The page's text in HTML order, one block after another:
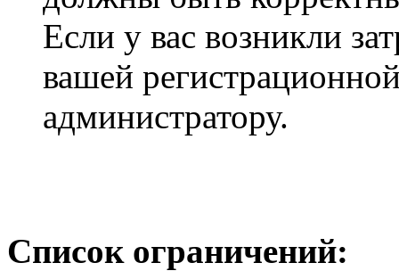
Если у вас возникли
вашей
администратору.
Список ограничений: